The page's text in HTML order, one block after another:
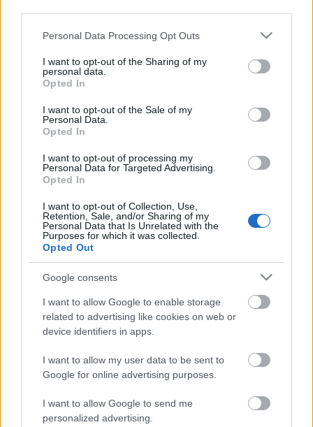
Please note that this website/app uses one or more Google
not limited to your visit or usage behaviour. You may click to
grant or deny consent to Google and its third-party tags to
use your data for below specified purposes in below Google
consent section.
Personal Data Processing Opt Outs
I want to opt-out of the Sharing of my
personal data.
Opted In
I want to opt-out of the Sale of my
Personal Data.
Opted In
I want to opt-out of processing my
Personal Data for Targeted Advertising.
Opted In
I want to opt-out of Collection, Use,
Retention, Sale, and/or Sharing of my
Personal Data that Is Unrelated with the
Purposes for which it was collected.
Opted Out
Google consents
I want to allow Google to enable storage
related to advertising like cookies on web or
device identifiers in apps.
I want to allow my user data to be sent to
Google for online advertising purposes.
I want to allow Google to send me
personalized advertising.
A LAKOSSÁGRA IS FONTOS SZEREP HÁRUL A
Országos hírek
Túlfogyasztás napja - július 30-ra
évre elegendő erőforrásait
Beindult az őszibarackszezon,
szeptemberig élvezhetjük
HIRDETÉS
HIRDETÉS
LEGOLVASOTTABB
A lakosságra is fontos szerep hárul a